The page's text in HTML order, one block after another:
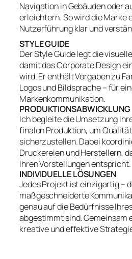
Navigation in Gebäuden oder
erleichtern. So wird die Marke
Nutzerführung klar und
STYLE GUIDE
Der Style Guide legt die
damit das Corporate Design
wird. Er enthält Vorgaben zu
Logos und Bildsprache – für
Markenkommunikation.
PRODUKTIONSABWICKLUNG
Ich begleite die Umsetzung
finalen Produktion, um
sicherzustellen. Dabei
Druckereien und Herstellern,
Ihren Vorstellungen entspricht.
INDIVIDUELLE LÖSUNGEN
Jedes Projekt ist einzigartig –
maßgeschneiderte
genau auf die Bedürfnisse
abgestimmt sind. Gemeinsam
kreative und effektive